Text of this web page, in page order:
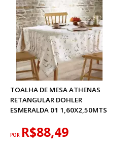
TOALHA DE MESA ATHENAS
RETANGULAR DOHLER
ESMERALDA 01 1,60X2,50MTS
POR R$88,49